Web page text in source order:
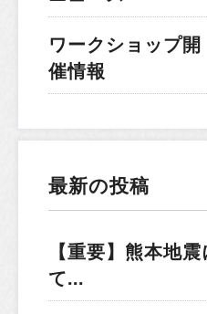
ワークショップ開
催情報
最新の投稿
【重要】熊本地
て...